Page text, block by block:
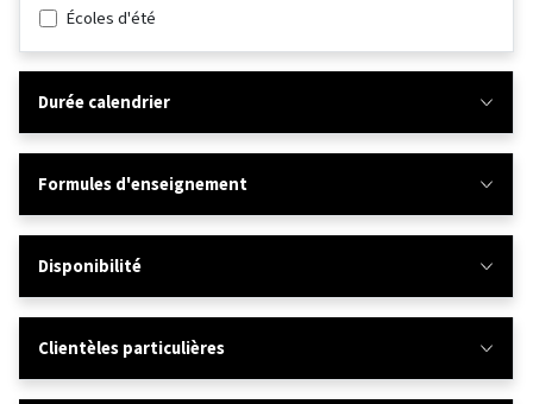
Écoles d'été
Durée calendrier
Formules d'enseignement
Disponibilité
Clientèles particulières